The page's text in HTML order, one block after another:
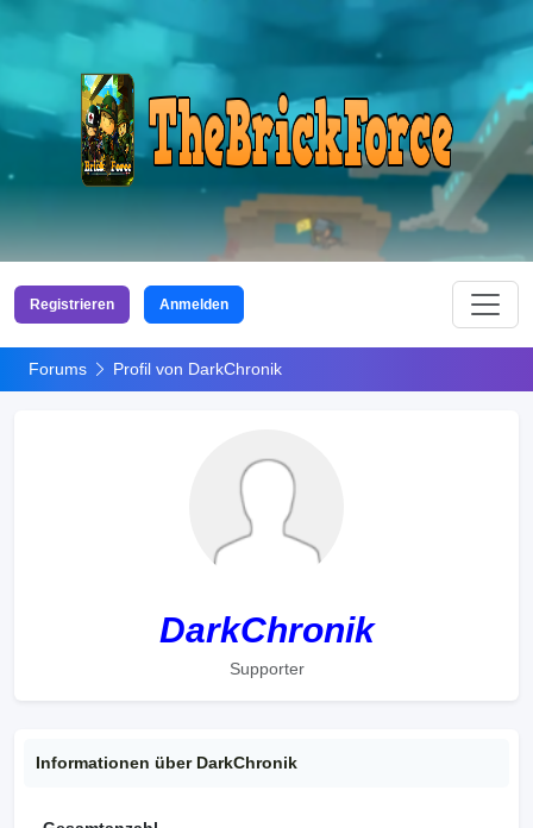
Registrieren Anmelden
Forums Profil von DarkChronik
DarkChronik
Supporter
Informationen über DarkChronik